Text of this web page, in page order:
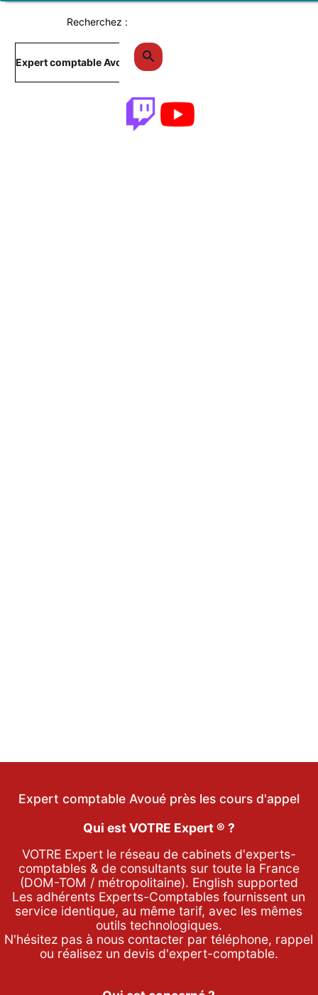
Recherchez :
Expert comptable Avoué près les cours d'appel
Qui est VOTRE Expert ® ?
VOTRE Expert le réseau de cabinets d'experts-
comptables & de consultants sur toute la France
(DOM-TOM / métropolitaine). English supported
Les adhérents Experts-Comptables fournissent un
service identique, au même tarif, avec les mêmes
outils technologiques.
N'hésitez pas à nous contacter partéléphone, rappel
ou réalisez un devis d'expert-comptable.